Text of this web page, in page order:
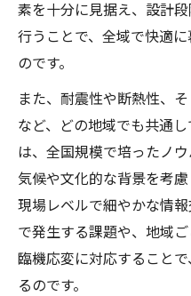
素を十分に見据え、設計
行うことで、全域で快適
のです。
また、耐震性や断熱性、
など、どの地域でも共通
は、全国規模で培ったノ
気候や文化的な背景を考慮
現場レベルで細やかな情
で発生する課題や、地域
臨機応変に対応すること
るのです。